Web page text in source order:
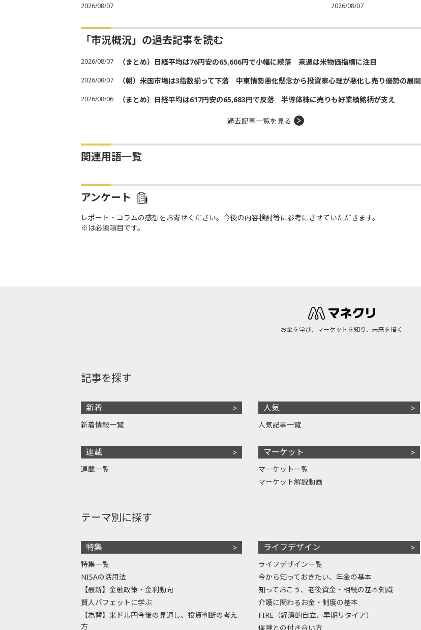
2026/08/07 2026/08/07
「市況概況」の過去記事を読む
2026/08/07 （まとめ）日経平均は76円安の65,606円で小幅に続落 来週は米物価指標に注目
2026/08/07 （朝）米国市場は3指数揃って下落 中東情勢悪化懸念から投資家心理が悪化し売り優勢の展開
2026/08/06 （まとめ）日経平均は617円安の65,683円で反落 半導体株に売りも好業績銘柄が支え
過去記事一覧を見る
関連用語一覧
アンケート
レポート・コラムの感想をお寄せください。今後の内容検討等に参考にさせていただきます。
※は必須項目です。
お金を学び、マーケットを知り、未来を描く
記事を探す
新着
新着情報一覧
連載
連載一覧
人気
人気記事一覧
マーケット
マーケット一覧
マーケット解説動画
テーマ別に探す
特集
特集一覧
NISAの活用法
【最新】金融政策・金利動向
賢人バフェットに学ぶ
【為替】米ドル円今後の見通し、投資判断の考え
方
ライフデザイン
ライフデザイン一覧
今から知っておきたい、年金の基本
知っておこう、老後資金・相続の基本知識
介護に関わるお金・制度の基本
FIRE（経済的自立、早期リタイア）
保険との付き合い方